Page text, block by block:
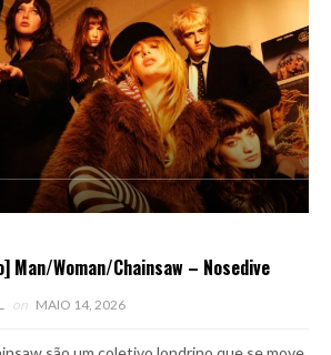
Woman/Chainsaw – Nosedive
on MAIO 14, 2026